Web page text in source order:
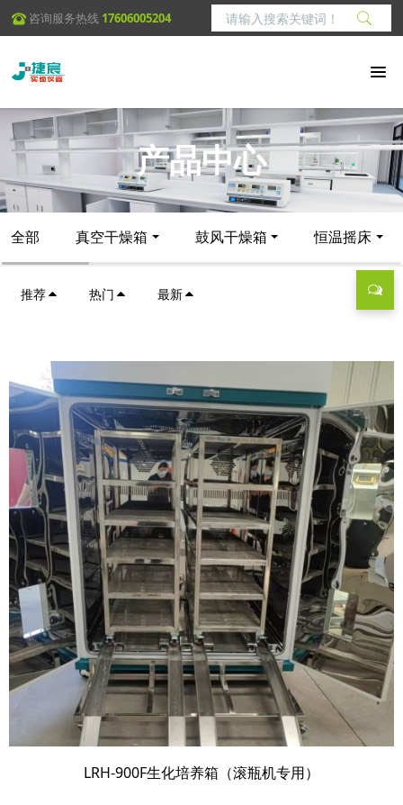
咨询服务热线 17606005204
产品中心
全部 真空干燥箱 鼓风干燥箱 恒温摇床
推荐 热门 最新
LRH-900F生化培养箱（滚瓶机专用）